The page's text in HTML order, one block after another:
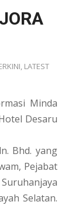
, LATEST
Minda
Desaru
Bhd. yang
Pejabat
Selatan.